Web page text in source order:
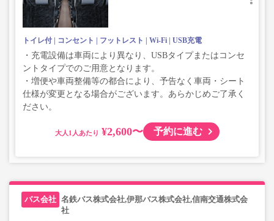
トイレ付 コンセント フットレスト Wi-Fi USB充電
・充電設備は車両により異なり、USBタイプまたはコンセ
ントタイプでのご用意となります。
・増便や車両整備等の都合により、予告なく車両・シート
仕様が変更となる場合がございます。あらかじめご了承く
ださい。
大人 ¥2,600〜 予約に進む
名鉄バス株式会社,伊那バス株式会社,信南交通株式会
社